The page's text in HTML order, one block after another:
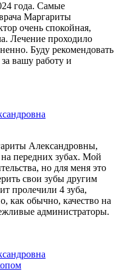
года. Самые
Маргариты
очень спокойная,
Лечение проходило
Буду рекомендовать
вашу работу и
Александровны,
передних зубах. Мой
но для меня это
свои зубы другим
пролечили 4 зуба,
как обычно, качество на
администраторы.